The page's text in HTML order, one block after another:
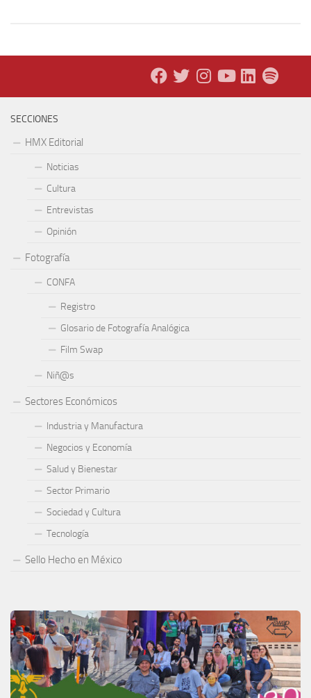
SECCIONES
HMX Editorial
Noticias
Cultura
Entrevistas
Opinión
Fotografía
CONFA
Registro
Glosario de Fotografía Analógica
Film Swap
Niñ@s
Sectores Económicos
Industria y Manufactura
Negocios y Economía
Salud y Bienestar
Sector Primario
Sociedad y Cultura
Tecnología
Sello Hecho en México